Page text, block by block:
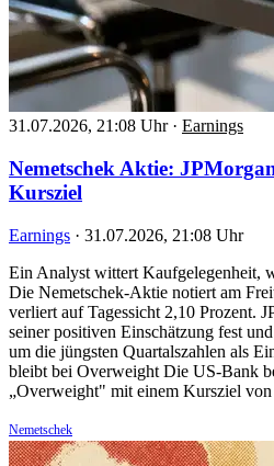
31.07.2026, 21:08 Uhr · Earnings
Nemetschek Aktie:
Kursziel
Earnings · 31.07.2026, 21:08 Uhr
Ein Analyst wittert Kaufgelegenheit,
Die Nemetschek-Aktie notiert am
verliert auf Tagessicht 2,10 Prozent.
seiner positiven Einschätzung fest
um die jüngsten Quartalszahlen als
bleibt bei Overweight Die US-Bank
„Overweight" mit einem Kursziel
Nemetschek